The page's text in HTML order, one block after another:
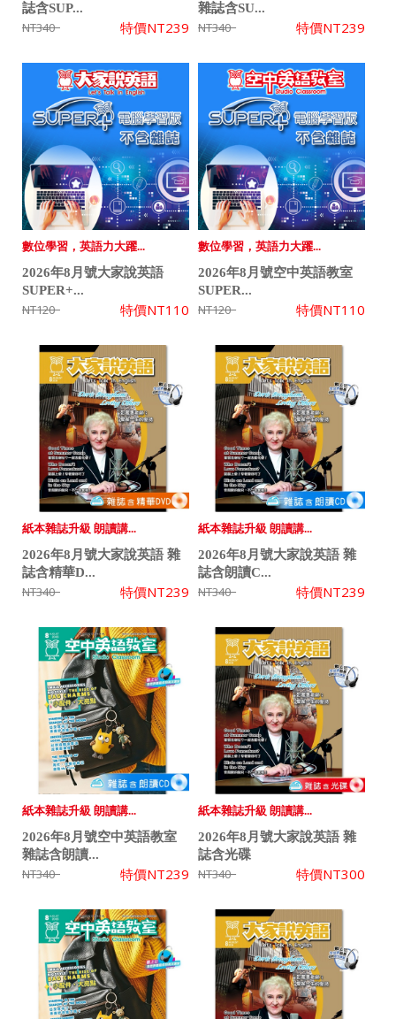
誌含SUP...
NT340 特價NT239
雜誌含SU...
NT340 特價NT239
數位學習，英語力大躍...
2026年8月號大家說英語
SUPER+...
NT120 特價NT110
數位學習，英語力大躍...
2026年8月號空中英語教室
SUPER...
NT120 特價NT110
紙本雜誌升級 朗讀講...
2026年8月號大家說英語 雜
誌含精華D...
NT340 特價NT239
紙本雜誌升級 朗讀講...
2026年8月號大家說英語 雜
誌含朗讀C...
NT340 特價NT239
紙本雜誌升級 朗讀講...
2026年8月號空中英語教室
雜誌含朗讀...
NT340 特價NT239
紙本雜誌升級 朗讀講...
2026年8月號大家說英語 雜
誌含光碟
NT340 特價NT300